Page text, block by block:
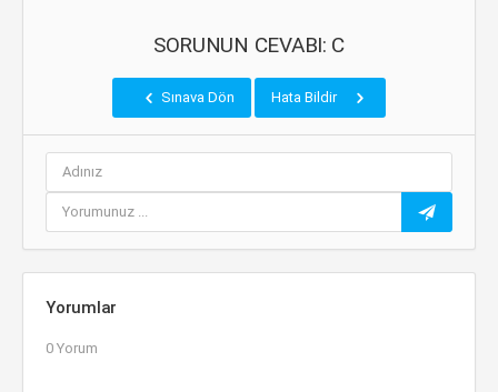
SORUNUN CEVABI: C
Sınava Dön Hata Bildir
Yorumlar
0 Yorum